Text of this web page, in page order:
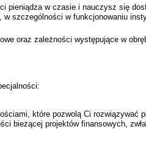
pieniądza w czasie i nauczysz się
szczególności w funkcjonowaniu
oraz zależności występujące w
które pozwolą Ci
bieżącej projektów finansowych,